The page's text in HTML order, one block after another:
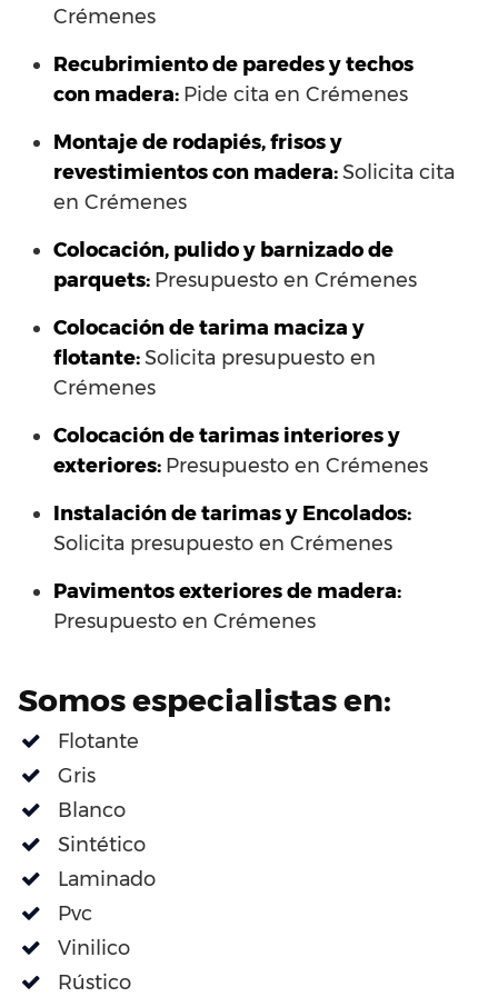
Crémenes
Recubrimiento de paredes y techos
con madera: Pide cita en Crémenes
Montaje de rodapiés, frisos y
revestimientos con madera:Solicita cita
en Crémenes
Colocación, pulido y barnizado de
parquets: Presupuesto en Crémenes
Colocación de tarima maciza y
flotante:Solicita presupuesto en
Crémenes
Colocación de tarimas interiores y
exteriores: Presupuesto en Crémenes
Instalación de tarimas y Encolados:
Solicita presupuesto en Crémenes
Pavimentos exteriores de madera:
Presupuesto en Crémenes
Somos especialistas en:
Flotante
Gris
Blanco
Sintético
Laminado
Pvc
Vinilico
Rústico